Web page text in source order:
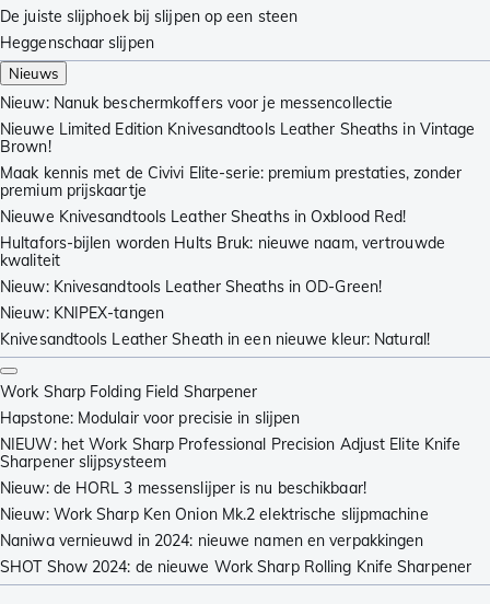
De juiste slijphoek bij slijpen op een steen
Heggenschaar slijpen
Nieuws
Nieuw: Nanuk beschermkoffers voor je messencollectie
Nieuwe Limited Edition Knivesandtools Leather Sheaths in Vintage
Brown!
Maak kennis met de Civivi Elite-serie: premium prestaties, zonder
premium prijskaartje
Nieuwe Knivesandtools Leather Sheaths in Oxblood Red!
Hultafors-bijlen worden Hults Bruk: nieuwe naam, vertrouwde
kwaliteit
Nieuw: Knivesandtools Leather Sheaths in OD-Green!
Nieuw: KNIPEX-tangen
Knivesandtools Leather Sheath in een nieuwe kleur: Natural!
Work Sharp Folding Field Sharpener
Hapstone: Modulair voor precisie in slijpen
NIEUW: het Work Sharp Professional Precision Adjust Elite Knife
Sharpener slijpsysteem
Nieuw: de HORL 3 messenslijper is nu beschikbaar!
Nieuw: Work Sharp Ken Onion Mk.2 elektrische slijpmachine
Naniwa vernieuwd in 2024: nieuwe namen en verpakkingen
SHOT Show 2024: de nieuwe Work Sharp Rolling Knife Sharpener